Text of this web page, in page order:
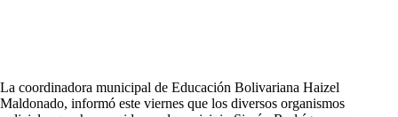
La coordinadora municipal de Educación Bolivariana Haizel
Maldonado, informó este viernes que los diversos organismos